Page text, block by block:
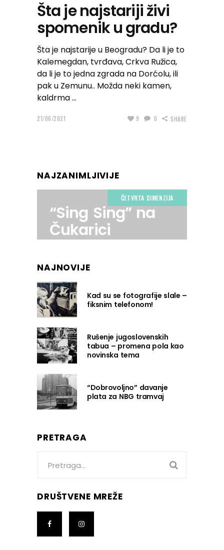
Šta je najstariji živi
spomenik u gradu?
Šta je najstarije u Beogradu? Da li je to
Kalemegdan, tvrđava, Crkva Ružica,
da li je to jedna zgrada na Dorćolu, ili
pak u Zemunu.. Možda neki kamen,
kaldrma
21/06/2021 9 0 SHARE
NAJZANIMLJIVIJE
ČETVRTA DIMENZIJA
“Sing Sing” na
Čukarici
NAJNOVIJE
Kad su se fotografije slale –
fiksnim telefonom!
Rušenje jugoslovenskih
tabua – promena pola kao
novinska tema
“Dobrovoljno” davanje
plata za NBG tramvaj
PRETRAGA
DRUŠTVENE MREŽE